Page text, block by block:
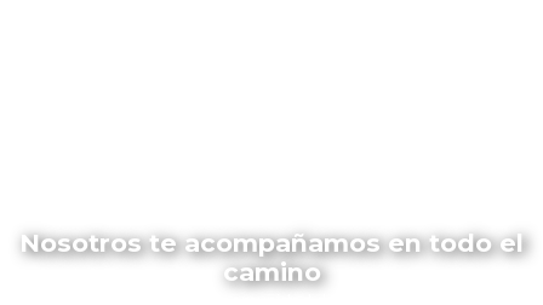
Nosotros te acompañamos en todo el
camino